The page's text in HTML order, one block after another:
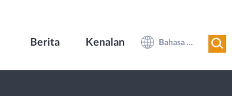
Berita Kenalan Bahasa Melayu